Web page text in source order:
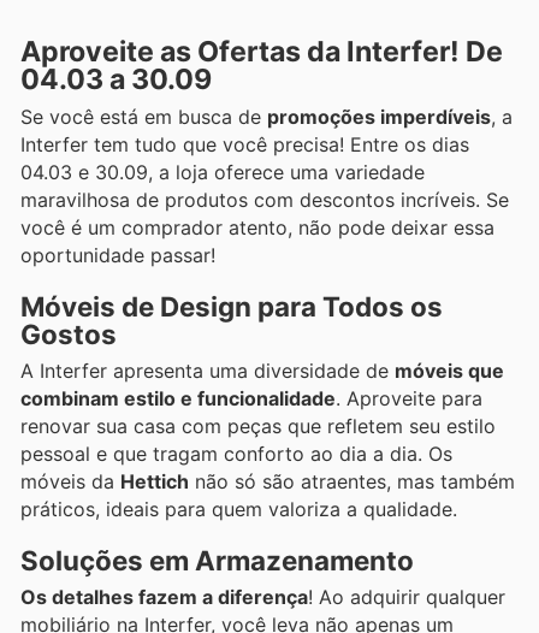
Aproveite as Ofertas da Interfer! De
04.03 a 30.09
Se você está em busca de promoções imperdíveis, a
Interfer tem tudo que você precisa! Entre os dias
04.03 e 30.09, a loja oferece uma variedade
maravilhosa de produtos com descontos incríveis. Se
você é um comprador atento, não pode deixar essa
oportunidade passar!
Móveis de Design para Todos os
Gostos
A Interfer apresenta uma diversidade de móveis que
combinam estilo e funcionalidade. Aproveite para
renovar sua casa com peças que refletem seu estilo
pessoal e que tragam conforto ao dia a dia. Os
móveis da Hettich não só são atraentes, mas também
práticos, ideais para quem valoriza a qualidade.
Soluções em Armazenamento
Os detalhes fazem a diferença! Ao adquirir qualquer
mobiliário na Interfer, você leva não apenas um